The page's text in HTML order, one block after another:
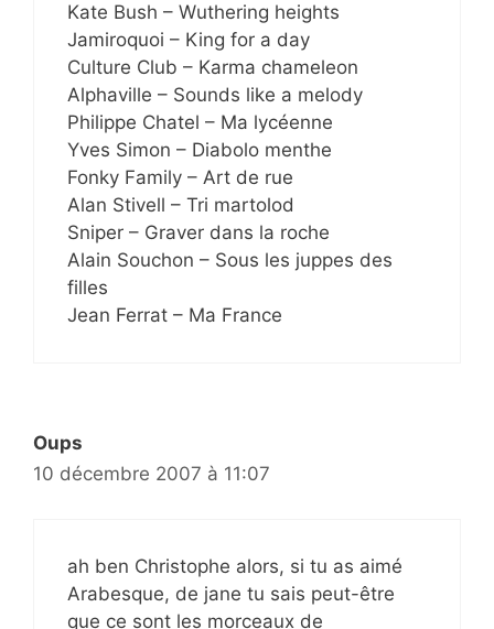
Kate Bush – Wuthering heights
Jamiroquoi – King for a day
Culture Club – Karma chameleon
Alphaville – Sounds like a melody
Philippe Chatel – Ma lycéenne
Yves Simon – Diabolo menthe
Fonky Family – Art de rue
Alan Stivell – Tri martolod
Sniper – Graver dans la roche
Alain Souchon – Sous les juppes des
filles
Jean Ferrat – Ma France
Oups
10 décembre 2007 à 11:07
ah ben Christophe alors, si tu as aimé
Arabesque, de jane tu sais peut-être
que ce sont les morceaux de